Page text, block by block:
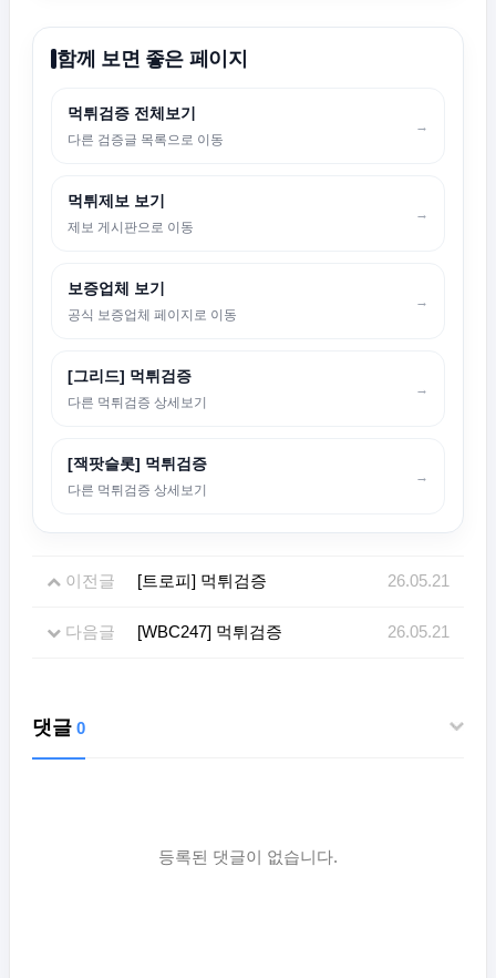
함께 보면 좋은 페이지
먹튀검증 전체보기
다른 검증글 목록으로 이동
→
먹튀제보 보기
제보 게시판으로 이동
→
보증업체 보기
공식 보증업체 페이지로 이동
→
[그리드] 먹튀검증
다른 먹튀검증 상세보기
→
[잭팟슬롯] 먹튀검증
다른 먹튀검증 상세보기
→
이전글 [트로피] 먹튀검증 26.05.21
다음글 [WBC247] 먹튀검증 26.05.21
댓글 0
등록된 댓글이 없습니다.